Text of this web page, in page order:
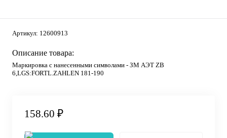
Артикул: 12600913
Описание товара:
Маркировка с нанесенными символами - ЗМ АЭТ ZB
6,LGS:FORTL.ZAHLEN 181-190
158.60 ₽